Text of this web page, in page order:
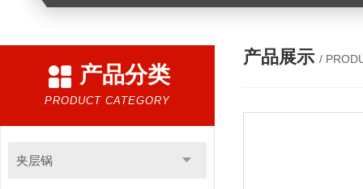
产品分类
PRODUCT CATEGORY
夹层锅
产品展示 /